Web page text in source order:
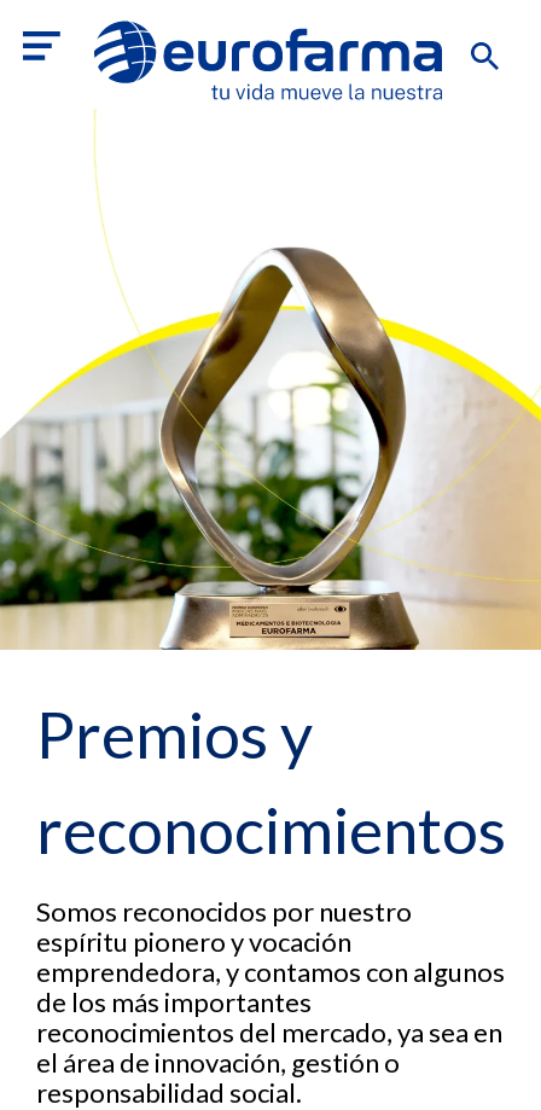
Premios y
reconocimientos
Somos reconocidos por nuestro
espíritu pionero y vocación
emprendedora, y contamos con algunos
de los más importantes
reconocimientos del mercado, ya sea en
el área de innovación, gestión o
responsabilidad social.